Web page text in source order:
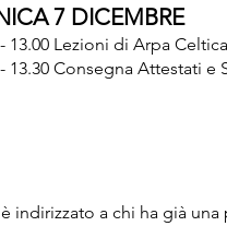
7 DICEMBRE
13.00 Lezioni di Arpa Celtica
13.30 Consegna Attestati e
indirizzato a chi ha già